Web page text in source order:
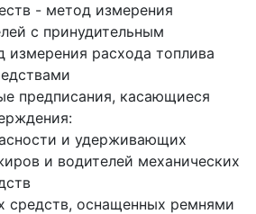
- метод измерения
с принудительным
измерения расхода топлива
предписания, касающиеся
и удерживающих
и водителей механических
оснащенных ремнями